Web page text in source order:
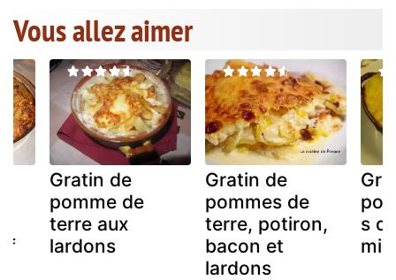
Vous allez aimer
Gratin de
pomme de
terre aux
lardons
Gratin de
pommes de
terre, potiron,
bacon et
lardons
s